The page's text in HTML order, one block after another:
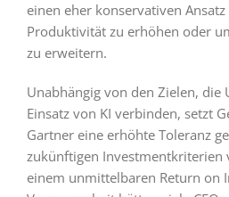
einen eher konservativen
Produktivität zu erhöhen oder
zu erweitern.
Unabhängig von den Zielen,
Einsatz von KI verbinden, setzt
Gartner eine erhöhte Toleranz
zukünftigen Investmentkriterien
einem unmittelbaren Return on